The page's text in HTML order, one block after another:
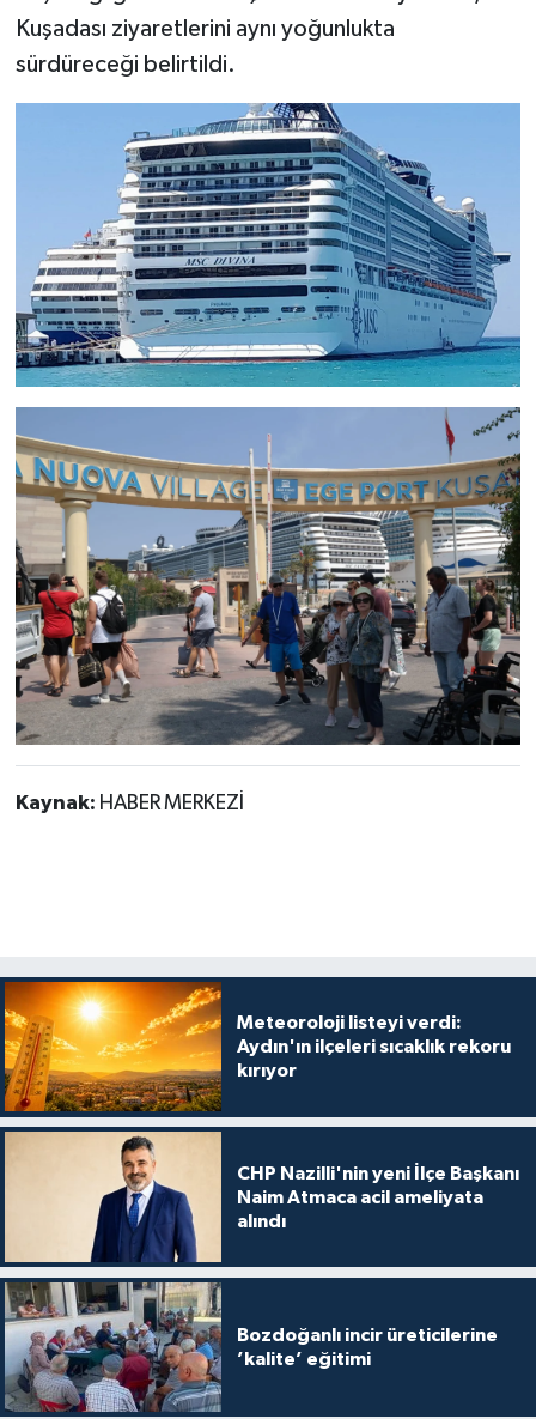
Kuşadası ziyaretlerini aynı yoğunlukta
sürdüreceği belirtildi.
Kaynak: HABER MERKEZİ
Meteoroloji listeyi verdi:
Aydın'ın ilçeleri sıcaklık rekoru
kırıyor
CHP Nazilli'nin yeni İlçe Başkanı
Naim Atmaca acil ameliyata
alındı
Bozdoğanlı incir üreticilerine
’kalite’ eğitimi